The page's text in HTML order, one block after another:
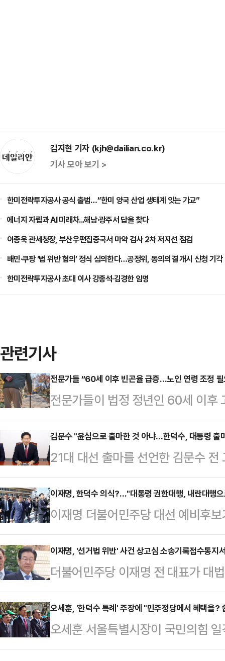
김지현 기자 (kjh@dailian.co.kr)
기사 모아 보기 >
한미전략투자공사 공식 출범…“한미 양국 산업 생태계 잇는 가교”
에너지 자립과 AI 미래차...해남·광주서 답을 찾다
이종욱 관세청장, 부산우편집중국서 마약 검사 2차 저지선 점검
배민·쿠팡 ‘법 위반 혐의’ 정식 심의한다…공정위, 동의의결 개시 신청 기각
한미전략투자공사 초대 이사 강종석·김경한 임명
관련기사
전문가들 “60세 이후 빈곤율 급증…노인 연령 조정
전문가들이 법정 정년인 60세 이후
정년 이후 고용기간 연장을 지원해
을 고려해 제도별로 단계적, 점진적
다고 했다.11일 노인연령 논의를
견들이 논의됐다. 이번 간담회는
문가 간담회다. 초고령사회 진입과
계기로 노인 연령과 관련해 전문가
가, 대한노인회, 한…
김문수 "윤심으로 출마한 것 아냐…한덕수, 대통령 출
21대 대선 출마를 선언한 김문수
'윤심(尹心) 후보'라는 평가에 대해
니다"라고 선을 그었다.김문수 전
해 진행자의 '윤심은 어디 있는 것
한 적이 없다. 내게도 특별히 표현
선언하는 나경원 의원에게 윤심이
은 "나 의원도 윤심으로 출마했다
을 …
이재명, 한덕수 의식?…"대통령 권한대행, 내란대행
이재명 더불어민주당 대선 예비후
향해 "대통령 권한대행이 내란대행
힘에서 '한덕수 대망론'이 급부상하
관심이 모인다. 이재명 후보는 11
견을 마친 후 취재진의 '내란 종식
세력, 내란 세력이 준동하고 있고,
했다.이어 "내란의 주요 책임자가
헌법이 일상…
이재명, '선거법 위반' 사건 상고심 소송기록접수통지
더불어민주당 이재명 전 대표가 대
기록접수통지서 등 소송 서류를 수
는 전날 사무원을 통해 대법원이 발
국선변호인 선정 안내 고지서 등을
대표에게 소송기록접수 통지서를
오세훈, '한덕수 특례' 주장에 "민주정당에서 혜택을?
오세훈 서울특별시장이 국민의힘
리에게 본경선(5월 1~2일)에 바로